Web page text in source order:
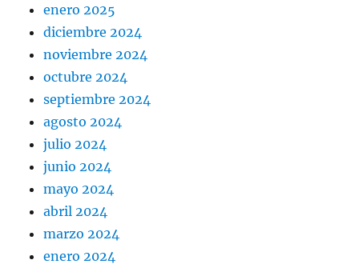
enero 2025
diciembre 2024
noviembre 2024
octubre 2024
septiembre 2024
agosto 2024
julio 2024
junio 2024
mayo 2024
abril 2024
marzo 2024
enero 2024